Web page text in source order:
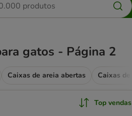
gatos - Página 2
Caixas de areia abertas Caixas
Top vendas